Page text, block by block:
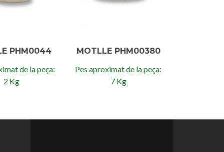
PHM0044
de la peça:
2 Kg
MOTLLE PHM00380
Pes aproximat de la peça:
7 Kg